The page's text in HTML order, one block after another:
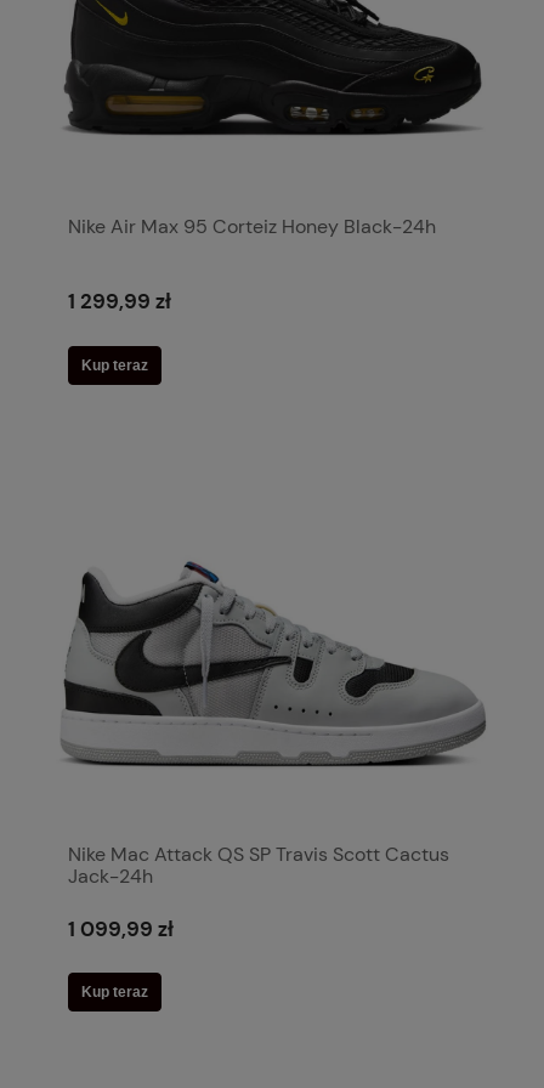
Nike Air Max 95 Corteiz Honey Black-24h
1 299,99 zł
Kup teraz
Nike Mac Attack QS SP Travis Scott Cactus
Jack-24h
1 099,99 zł
Kup teraz